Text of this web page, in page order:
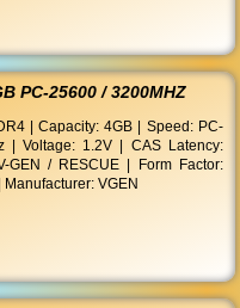
PC-25600 / 3200MHZ
| Capacity: 4GB | Speed: PC-
| Voltage: 1.2V | CAS Latency:
GEN / RESCUE | Form Factor:
VGEN